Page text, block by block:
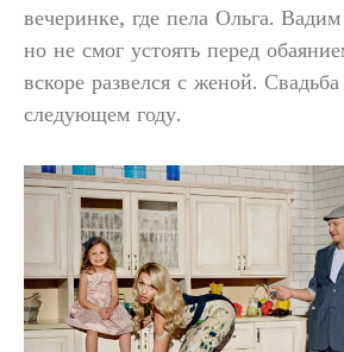
вечеринке, где пела Ольга.
но не смог устоять перед
вскоре развелся с женой.
следующем году.